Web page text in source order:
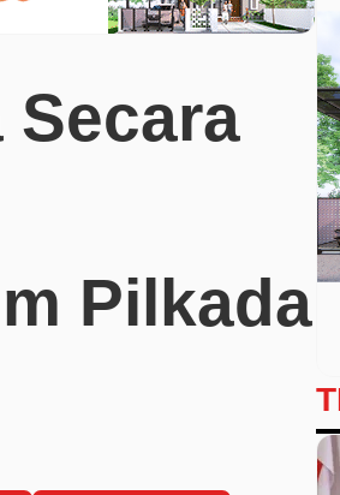
Secara
Pilkada